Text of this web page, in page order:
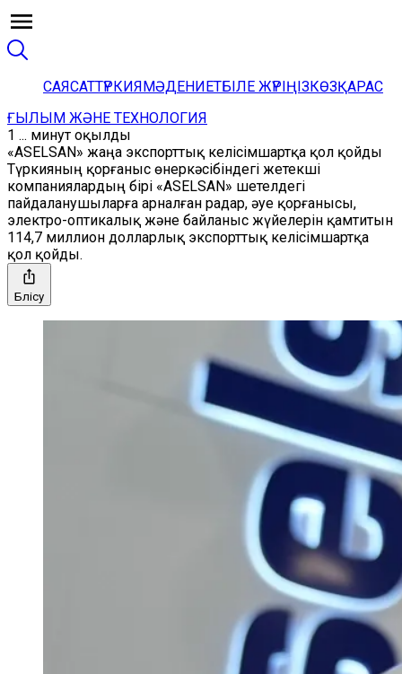
САЯСАТТҮРКИЯМӘДЕНИЕТБІЛЕ ЖҮРІҢІЗКӨЗҚАРАС
ҒЫЛЫМ ЖӘНЕ ТЕХНОЛОГИЯ
1 ... минут оқылды
«ASELSAN» жаңа экспорттық келісімшартқа қол қойды
Түркияның қорғаныс өнеркәсібіндегі жетекші
компаниялардың бірі «ASELSAN» шетелдегі
пайдаланушыларға арналған радар, әуе қорғанысы,
электро-оптикалық және байланыс жүйелерін қамтитын
114,7 миллион долларлық экспорттық келісімшартқа
қол қойды.
Бөлісу